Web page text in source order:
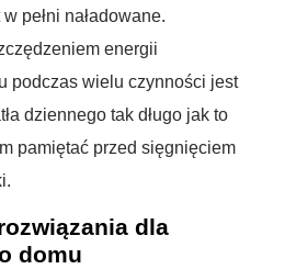
pełni naładowane.
energii
podczas wielu czynności jest
dziennego tak długo jak to
pamiętać przed sięgnięciem
dla
domu